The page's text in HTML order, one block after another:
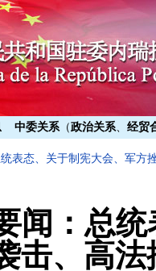
中委关系（政治关系、 经贸
表态、关于制宪大会、军方
闻：总
击、高